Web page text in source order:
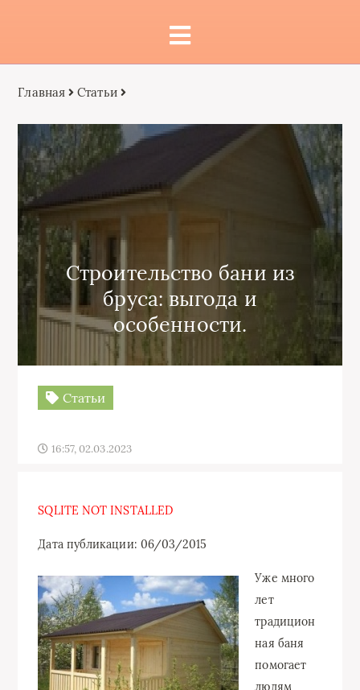
Главная Статьи
Строительство бани из
бруса: выгода и
особенности.
Статьи
16:57, 02.03.2023
SQLITE NOT INSTALLED
Дата публикации: 06/03/2015
Уже много
лет
традицион
ная баня
помогает
людям